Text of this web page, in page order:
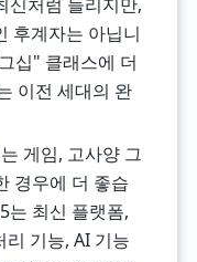
신처럼 들리지만,
후계자는 아닙니
십" 클래스에 더
이전 세대의 완
게임, 고사양 그
경우에 더 좋습
는 최신 플랫폼,
기능, AI 기능